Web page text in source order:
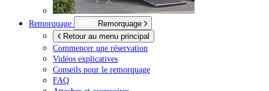
Remorquage
Remorquage
Retour au menu principal
Commencer une réservation
Vidéos explicatives
Conseils pour le remorquage
FAQ